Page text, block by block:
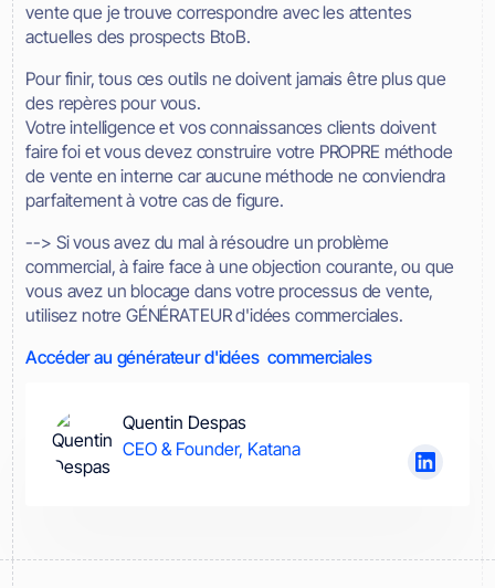
vente que je trouve correspondre avec les attentes
actuelles des prospects BtoB.
Pour finir, tous ces outils ne doivent jamais être plus que
des repères pour vous.
Votre intelligence et vos connaissances clients doivent
faire foi et vous devez construire votre PROPRE méthode
de vente en interne car aucune méthode ne conviendra
parfaitement à votre cas de figure.
--> Si vous avez du mal à résoudre un problème
commercial, à faire face à une objection courante, ou que
vous avez un blocage dans votre processus de vente,
utilisez notre GÉNÉRATEUR d'idées commerciales.
Accéder au générateur d'idées commerciales
Quentin Despas
CEO & Founder, Katana